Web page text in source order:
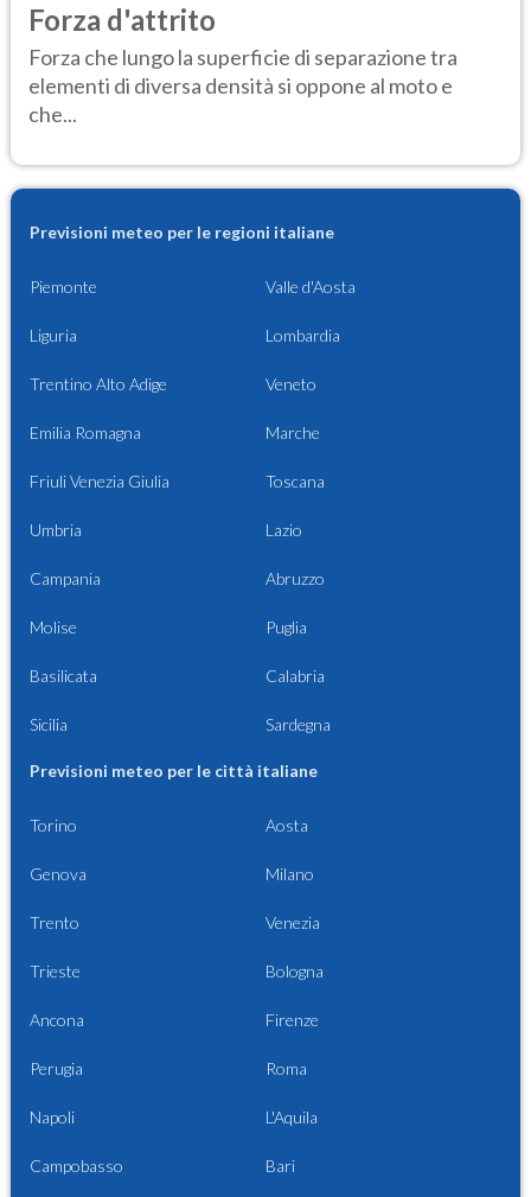
Forza d'attrito
Forza che lungo la superficie di separazione tra
elementi di diversa densità si oppone al moto e
che...
Previsioni meteo per le regioni italiane
Piemonte Valle d'Aosta
Liguria Lombardia
Trentino Alto Adige Veneto
Emilia Romagna Marche
Friuli Venezia Giulia Toscana
Umbria Lazio
Campania Abruzzo
Molise Puglia
Basilicata Calabria
Sicilia Sardegna
Previsioni meteo per le città italiane
Torino Aosta
Genova Milano
Trento Venezia
Trieste Bologna
Ancona Firenze
Perugia Roma
Napoli L'Aquila
Campobasso Bari